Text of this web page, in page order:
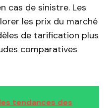
cas de sinistre. Les
les prix du marché
de tarification plus
comparatives
tendances des